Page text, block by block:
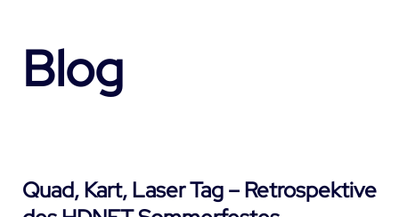
Blog
Quad, Kart, Laser Tag – Retrospektive